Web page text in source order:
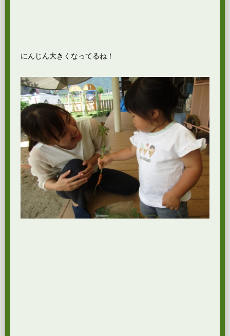
にんじん大きくなってるね！